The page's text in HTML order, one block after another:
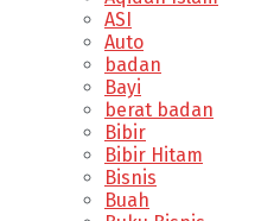
ASI
Auto
badan
Bayi
berat badan
Bibir
Bibir Hitam
Bisnis
Buah